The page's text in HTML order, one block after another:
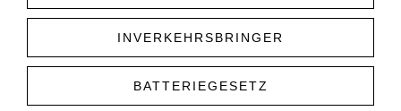
INVERKEHRSBRINGER
BATTERIEGESETZ